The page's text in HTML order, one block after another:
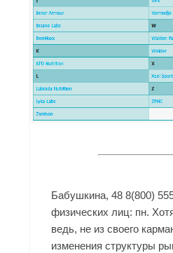
Бабушкина, 48 8(800)
физических лиц: пн.
ведь, не из своего
изменения структуры